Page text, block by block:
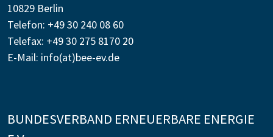
10829 Berlin
Telefon: +49 30 240 08 60
Telefax: +49 30 275 8170 20
E-Mail: info(at)bee-ev.de
BUNDESVERBAND ERNEUERBARE ENERGIE